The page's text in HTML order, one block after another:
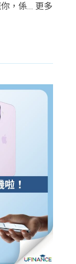
，係... 更多